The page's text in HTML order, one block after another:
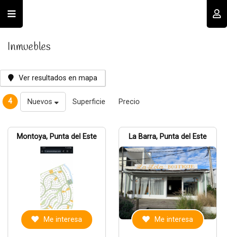
Recordar datos
INGRESAR
Olvidé mi clave Registro
Inmuebles
Ver resultados en mapa
4 Nuevos Superficie Precio
Montoya, Punta del Este
Me interesa
La Barra, Punta del Este
Me interesa